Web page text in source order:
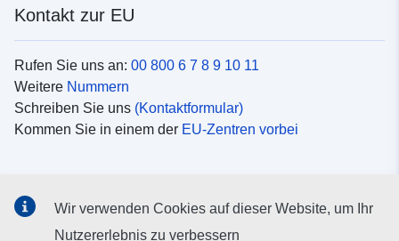
Kontakt zur EU
Rufen Sie uns an: 00 800 6 7 8 9 10 11
Weitere Nummern
Schreiben Sie uns (Kontaktformular)
Kommen Sie in einem der EU-Zentren vorbei
Suche nach EUSocial-Media-Kanäle
Wir verwenden Cookies auf dieser Website, um Ihr
Nutzererlebnis zu verbessern